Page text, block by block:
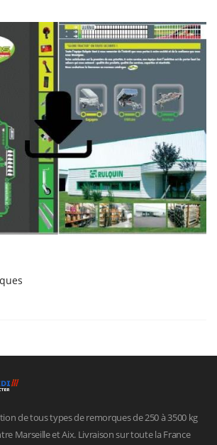
de tous types de remorques de 250 à 3500 kg
Marseille et Aix. Livraison sur toute la France